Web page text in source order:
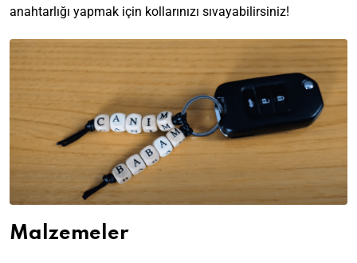
anahtarlığı yapmak için kollarınızı sıvayabilirsiniz!
Malzemeler